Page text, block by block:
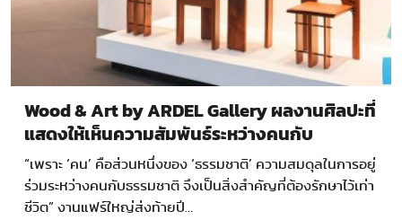
Wood & Art by ARDEL Gallery ผลงานศิลปะที่
แสดงให้เห็นความสัมพันธ์ระหว่างคนกับ
ธรรมชาติ ในงานบ้านและสวนแฟร์ Living
Festival 2024
“เพราะ ‘คน’ คือส่วนหนึ่งของ ‘ธรรมชาติ’ ความสมดุลในการอยู่
ร่วมระหว่างคนกับธรรมชาติ จึงเป็นสิ่งสำคัญที่ต้องรักษาไว้เท่า
ชีวิต” งานแฟร์ใหญ่ส่งท้ายปี…